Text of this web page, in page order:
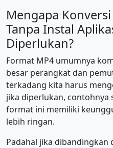
Mengapa Konversi
Tanpa Instal
Diperlukan?
Format MP4 umumnya
besar perangkat dan
terkadang kita harus
jika diperlukan, contohnya
format ini memiliki
lebih ringan.
Padahal jika